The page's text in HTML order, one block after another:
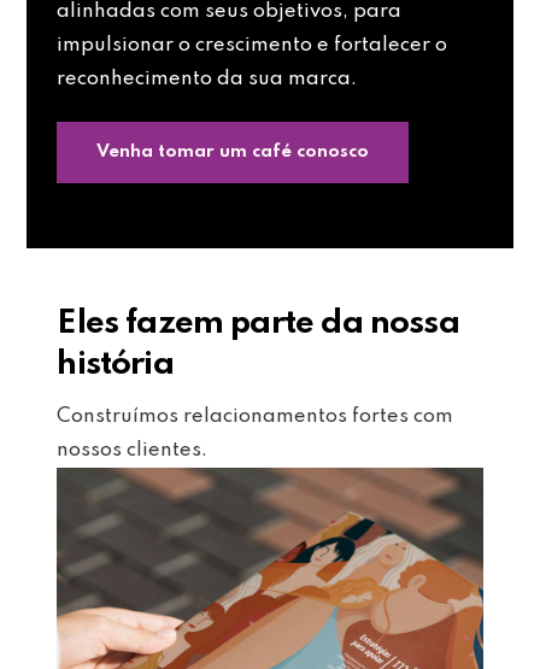
alinhadas com seus objetivos, para
impulsionar o crescimento e fortalecer o
reconhecimento da sua marca.
Venha tomar um café conosco
Eles fazem parte da nossa
história
Construímos relacionamentos fortes com
nossos clientes.